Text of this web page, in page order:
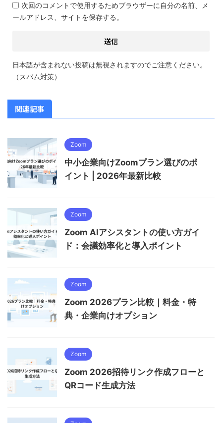
次回のコメントで使用するためブラウザーに自分の名前、メ
ールアドレス、サイトを保存する。
日本語が含まれない投稿は無視されますのでご注意ください。
（スパム対策）
関連記事
Zoom
中小企業向けZoomプラン選びのポ
イント | 2026年最新比較
Zoom
Zoom AIアシスタントの使い方ガイ
ド：会議効率化と導入ポイント
Zoom
Zoom 2026プラン比較｜料金・特
典・企業向けオプション
Zoom
Zoom 2026招待リンク作成フローと
QRコード生成方法